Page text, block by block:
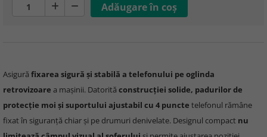
Asigură fixarea sigură și stabilă a telefonului pe oglinda
retrovizoare a mașinii. Datorită construcției solide, padurilor de
protecție moi și suportului ajustabil cu 4 puncte telefonul rămâne
fixat în siguranță chiar și pe drumuri denivelate. Designul compact nu